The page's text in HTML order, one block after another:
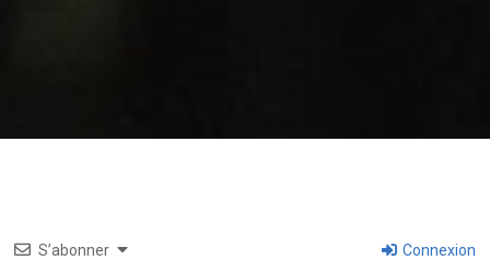
S’abonner Connexion